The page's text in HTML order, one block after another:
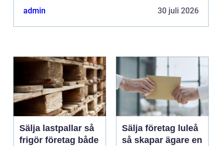
erbjuda nödvändig vägledning...
admin 30 juli 2026
Sälja lastpallar så
frigör företag både
Sälja företag luleå
så skapar ägare en